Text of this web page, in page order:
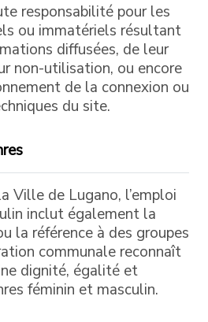
responsabilité pour les
ou immatériels résultant
diffusées, de leur
non-utilisation, ou encore
de la connexion ou
du site.
Ville de Lugano, l’emploi
inclut également la
la référence à des groupes
communale reconnaît
dignité, égalité et
féminin et masculin.